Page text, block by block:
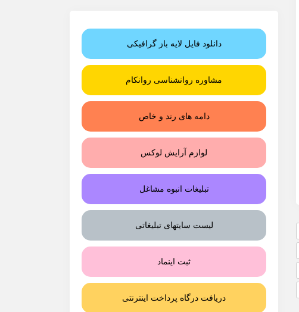
دانلود فایل لایه باز گرافیکی
مشاوره روانشناسی روانکام
دامه های رند و خاص
لوازم آرایش لوکس
تبلیغات انبوه مشاغل
لیست سایتهای تبلیغاتی
ثبت اینماد
دریافت درگاه پرداخت اینترنتی